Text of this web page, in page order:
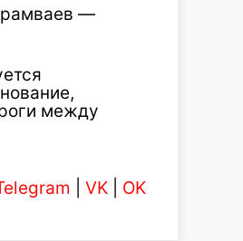
—
между
VK OK